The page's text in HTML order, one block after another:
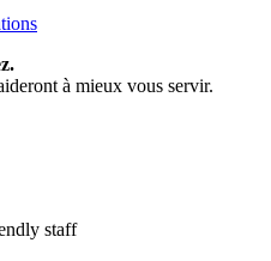
à mieux vous servir.
staff